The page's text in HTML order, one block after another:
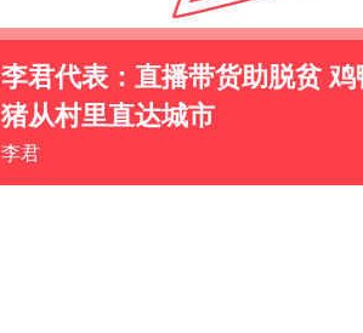
尼玛扎西委员:西藏极高海拔地
生态搬迁工程将惠及13.3万人
尼玛扎西